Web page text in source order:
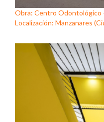
Obra: Centro Odontológico
Localización: Manzanares